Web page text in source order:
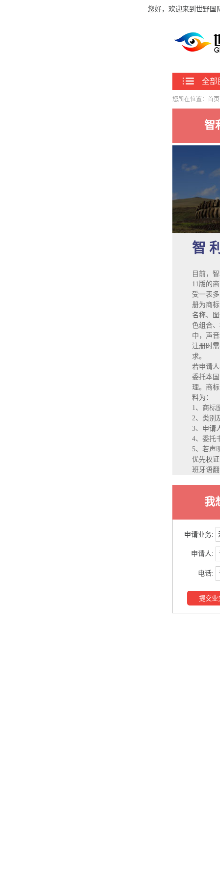
您好，欢迎来到世野国
全部
您所在位置： 首页
智
智
目前，
11版的
受一表
册为商
名称、
色组合
中，声
注册时
求。
若申请
委托本
理。商
料为：
1、商标
2、类别
3、申请
4、委托
5、若声
优先权
班牙语
我
申请业务:
申请人:
电话:
提交业